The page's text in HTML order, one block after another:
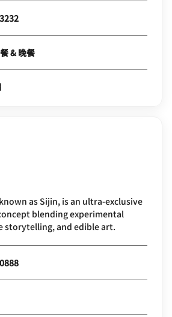
供应 早餐 & 午餐 & 晚餐
as Sijin, is an ultra-exclusive
blending experimental
storytelling, and edible art.